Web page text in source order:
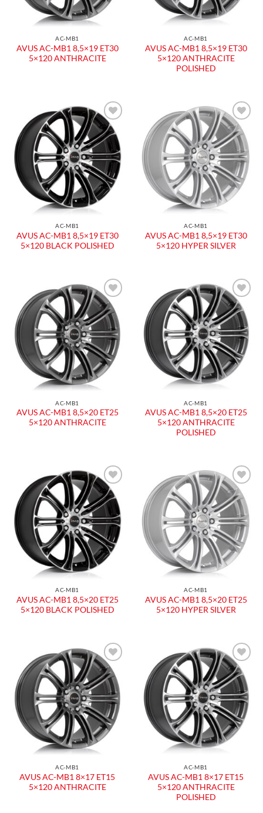
AC-MB1
AVUS AC-MB1 8,5×19 ET30
5×120 ANTHRACITE
AC-MB1
AVUS AC-MB1 8,5×19 ET30
5×120 ANTHRACITE
POLISHED
Aggiungi
alla lista
dei
desideri
AC-MB1
AVUS AC-MB1 8,5×19 ET30
5×120 BLACK POLISHED
Aggiungi
alla lista
dei
desideri
AC-MB1
AVUS AC-MB1 8,5×19 ET30
5×120 HYPER SILVER
Aggiungi
alla lista
dei
desideri
AC-MB1
AVUS AC-MB1 8,5×20 ET25
5×120 ANTHRACITE
Aggiungi
alla lista
dei
desideri
AC-MB1
AVUS AC-MB1 8,5×20 ET25
5×120 ANTHRACITE
POLISHED
Aggiungi
alla lista
dei
desideri
AC-MB1
AVUS AC-MB1 8,5×20 ET25
5×120 BLACK POLISHED
Aggiungi
alla lista
dei
desideri
AC-MB1
AVUS AC-MB1 8,5×20 ET25
5×120 HYPER SILVER
Aggiungi
alla lista
dei
desideri
AC-MB1
AVUS AC-MB1 8×17 ET15
5×120 ANTHRACITE
Aggiungi
alla lista
dei
desideri
AC-MB1
AVUS AC-MB1 8×17 ET15
5×120 ANTHRACITE
POLISHED